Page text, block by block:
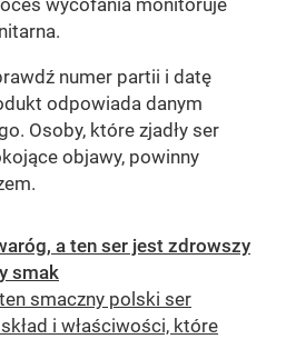
numer partii i datę
odpowiada danym
Osoby, które zjadły ser
objawy, powinny
a ten ser jest zdrowszy
smak
smaczny polski ser
i właściwości, które